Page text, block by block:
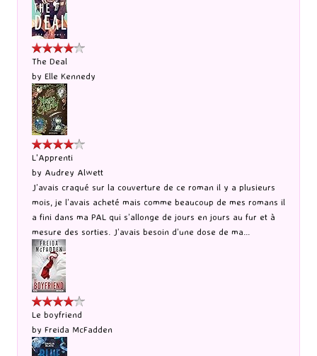
The Deal
by Elle Kennedy
L'Apprenti
by Audrey Alwett
J’avais craqué sur la couverture de ce roman il y a plusieurs
mois, je l’avais acheté mais comme beaucoup de mes romans il
a fini dans ma PAL qui s’allonge de jours en jours au fur et à
mesure des sorties. J’avais besoin d’une dose de ma...
Le boyfriend
by Freida McFadden